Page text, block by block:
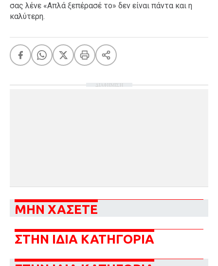
σας λένε «Απλά ξεπέρασέ το» δεν είναι πάντα και η
καλύτερη.
ΔΙΑΦΗΜΙΣΗ
ΜΗΝ ΧΑΣΕΤΕ
ΣΤΗΝ ΙΔΙΑ ΚΑΤΗΓΟΡΙΑ